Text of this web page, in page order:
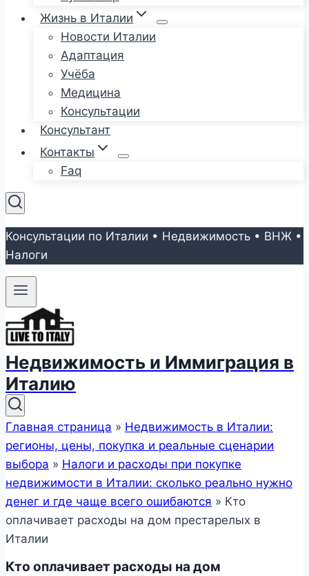
Жизнь в Италии
Новости Италии
Адаптация
Учёба
Медицина
Консультации
Консультант
Контакты
Faq
Консультации по Италии • Недвижимость • ВНЖ •
Налоги
Недвижимость и Иммиграция в
Италию
Главная страница » Недвижимость в Италии:
регионы, цены, покупка и реальные сценарии
выбора » Налоги и расходы при покупке
недвижимости в Италии: сколько реально нужно
денег и где чаще всего ошибаются » Кто
оплачивает расходы на дом престарелых в
Италии
Кто оплачивает расходы на дом